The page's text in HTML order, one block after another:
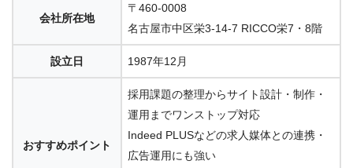
会社所在地
〒460-0008
名古屋市中区栄3-14-7 RICCO栄7・8階
設立日 1987年12月
おすすめポイント
採用課題の整理からサイト設計・制作・
運用までワンストップ対応
Indeed PLUSなどの求人媒体との連携・
広告運用にも強い